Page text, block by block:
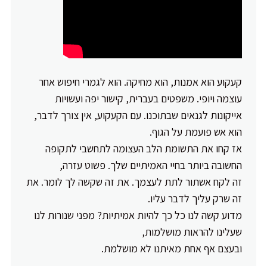
קעקוע הוא אמנות, הוא מחיקה. הוא לגמרי חיפוש אחר
עוצמה ויופי. משפטים בעברית, קישור יפה ועשויות
אייקונות לגנאים שבתוכנו. עם הקעקוע, אין צורך לדבר,
הוא אש פועמת על הגוף.
אז קחו את התשומת הלב העצומה לתחשבי לתקופה
החשובה ביותר בחיי האמיתיים שלך. פשוט עזרה,
זה לקח אשתור לתת לעצמך. את זה שקשה לך לומר. את
זה שרק עליך לדבר עליו.
מדוע קשה לנו כל כך להיות אמיתיות? מפני שנורות לנו
שעלינו להראות מושלמות,
ובעצם אף אחת מאיתנו לא מושלמת.